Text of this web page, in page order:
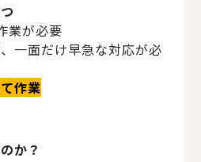
業が必要
一面だけ早急な対応が必
作業
か？